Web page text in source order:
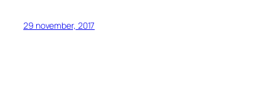
29 november, 2017